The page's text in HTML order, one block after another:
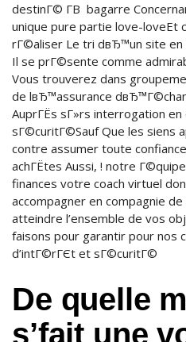
destinГ© Г­В bagarre
unique pure partie love-loveEt
rГ©aliser Le tri dвЂ™un site
Il se prГ©sente comme
Vous trouverez dans
de lвЂ™assurance
AuprГЁs sГ»rs interrogation en
sГ©curitГ©Sauf Que les siens
contre assumer toute
achГЁtes Aussi, ! notre
finances votre coach virtuel
accompagner en compagnie
atteindre l’ensemble de vos
faisons pour garantir pour nos
d’intГ©rГЄt et sГ©curitГ©
De quelle
s’fait une